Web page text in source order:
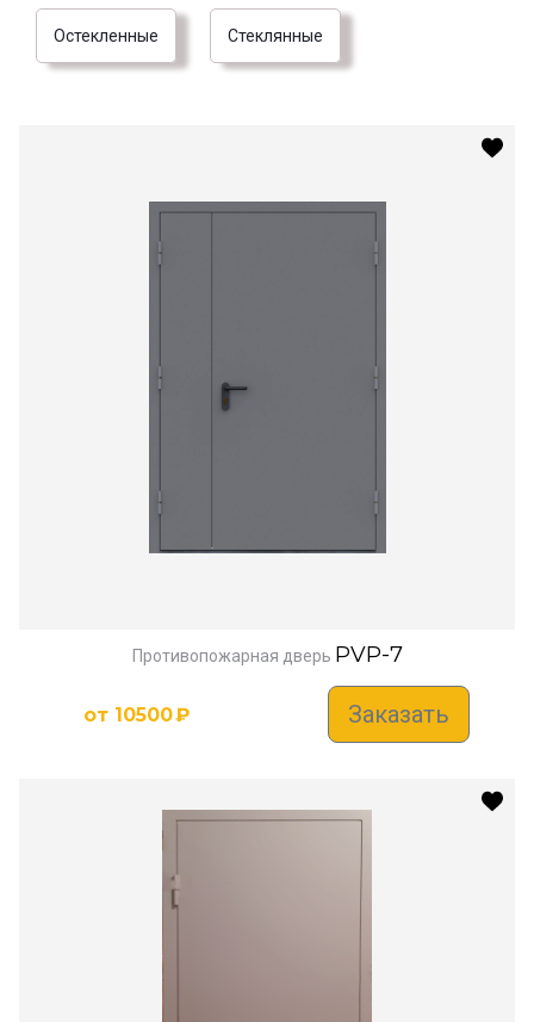
Остекленные Стеклянные
Противопожарная дверь PVP-7
от 10500₽ Заказать